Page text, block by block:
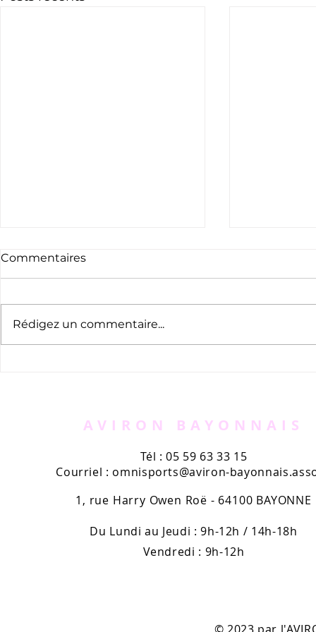
Commentaires
Rédigez un commentaire...
AVIRON BAYONNAIS
Tél : 05 59 63 33 15
Courriel : omnisports@aviron-
1, rue Harry Owen Roë - 64100 BAYONNE
Du Lundi au Jeudi : 9h-12h / 14h-18h
Vendredi : 9h-12h